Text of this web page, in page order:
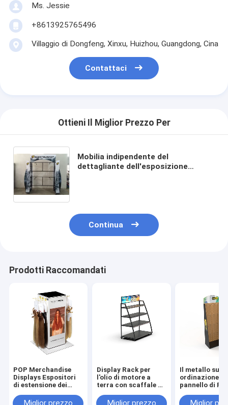
Ms. Jessie
+8613925765496
Villaggio di Dongfeng, Xinxu, Huizhou, Guangdong, Cina
Contattaci
Ottieni Il Miglior Prezzo Per
Mobilia indipendente del
dettagliante dell'esposizione
Continua
Prodotti Raccomandati
POP Merchandise
Displays Espositori
di estensione dei
da tavolo
Display Rack per
l'olio di motore a
terra con scaffale di
Il metallo su
ordinazione
pannello di
mostra